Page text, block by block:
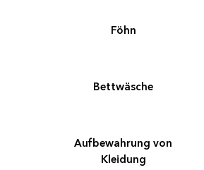
Föhn
Bettwäsche
Aufbewahrung von
Kleidung